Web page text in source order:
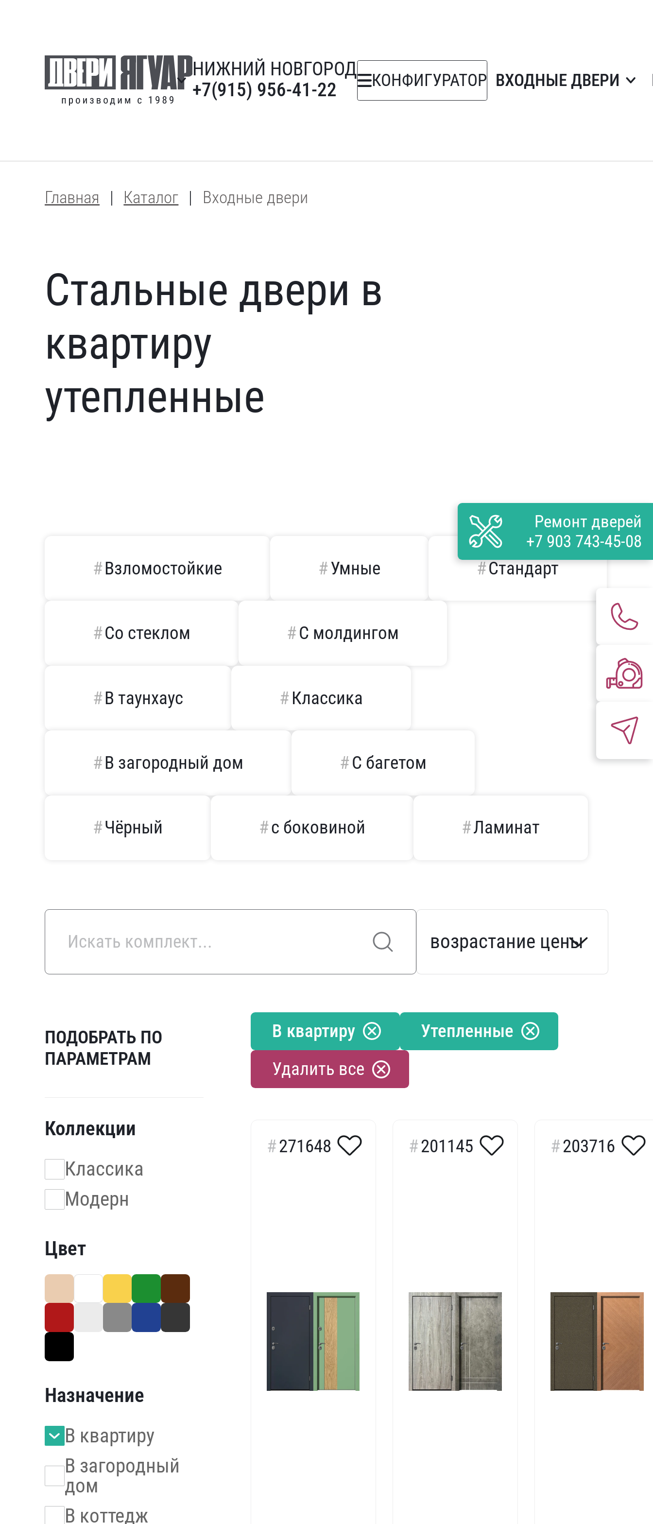
НИЖНИЙ НОВГОРОД
+7(915) 956-41-22
КОНФИГУРАТОР ВХОДНЫЕ ДВЕРИ
Главная Каталог Входные двери
Стальные двери в
квартиру
утепленные
Взломостойкие Умные Стандарт
Со стеклом С молдингом
В таунхаус Классика
В загородный дом С багетом
Чёрный с боковиной Ламинат
ПОДОБРАТЬ ПО
ПАРАМЕТРАМ
Коллекции
Классика
Модерн
Цвет
Назначение
В квартиру
В загородный
дом
В коттедж
В квартиру
Утепленные
Удалить все
271648 201145 203716
Ремонт дверей
+7 903 743-45-08